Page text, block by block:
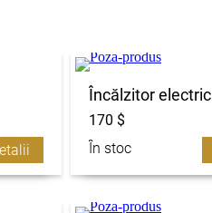
Încălzitor electric
170 $
În stoc